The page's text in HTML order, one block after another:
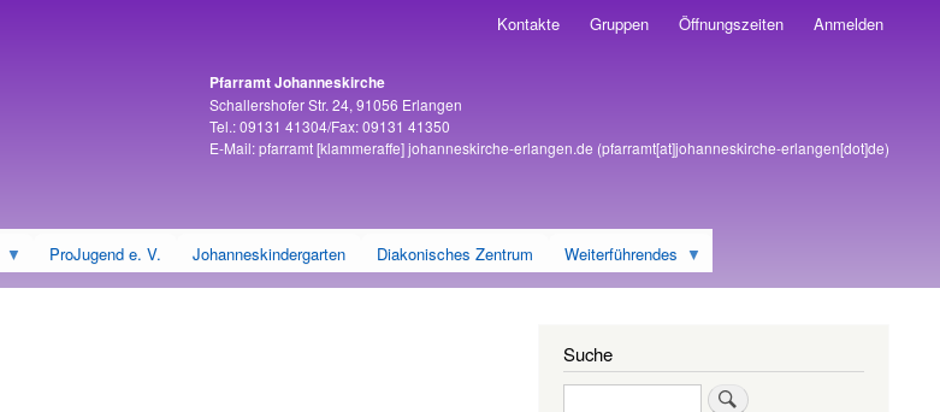
Kontakte Gruppen Öffnungszeiten Anmelden
Adresse
Pfarramt Johanneskirche
Schallershofer Str. 24, 91056 Erlangen
Tel.: 09131 41304/Fax: 09131 41350
E-Mail:pfarramt[klammeraffe]johanneskirche-erlangen.de (pfarramt[at]johanneskirche-erlangen[dot]de)
ProJugend e. V. Johanneskindergarten Diakonisches Zentrum Weiterführendes
Suche
Suche